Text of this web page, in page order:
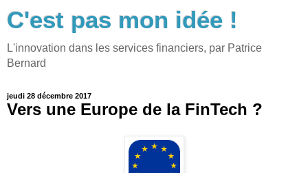
C'est pas mon idée !
L'innovation dans les services financiers, par Patrice
Bernard
jeudi 28 décembre 2017
Vers une Europe de la FinTech ?